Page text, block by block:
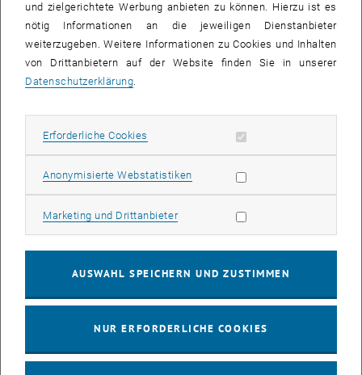
Argentinierstraße 8/E017, 3. Stock
Language: Englisch und Deutsch
Veranstaltung Details
Veranstaltungsort
TU Wien Academy
1040 Wien
ARGENTINIERSTRASSE 8 E017
TU Wien Academy
TU Wien Academy
Öffentlich
und zielgerichtete Werbung anbieten zu können. Hierzu ist es
nötig Informationen an die jeweiligen Dienstanbieter
weiterzugeben. Weitere Informationen zu Cookies und Inhalten
von Drittanbietern auf der Website finden Sie in unserer
Datenschutzerklärung.
Erforderliche Cookies Erforderliche Cookies zulassen
Anonymisierte WebstatistikenStatistik Cookies zulassen
Marketing und DrittanbieterMarketing Cookies zulassen
AUSWAHL SPEICHERN UND ZUSTIMMEN
NUR ERFORDERLICHE COOKIES